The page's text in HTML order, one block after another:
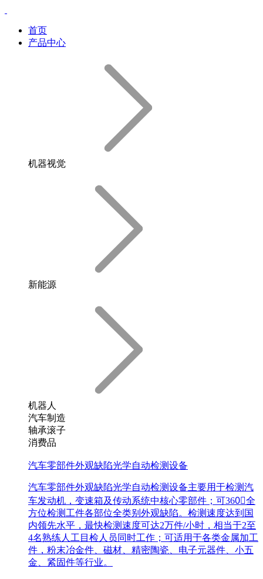
首页
产品中心
机器视觉
新能源
机器人
汽车制造
轴承滚子
消费品
汽车零部件外观缺陷光学自动检测设备
汽车零部件外观缺陷光学自动检测设备主要用于检测汽
车发动机，变速箱及传动系统中核心零部件；可360〬全
方位检测工件各部位全类别外观缺陷。检测速度达到国
内领先水平，最快检测速度可达2万件/小时，相当于2至
4名熟练人工目检人员同时工作；可适用于各类金属加工
件，粉末冶金件、磁材、精密陶瓷、电子元器件、小五
金、紧固件等行业。